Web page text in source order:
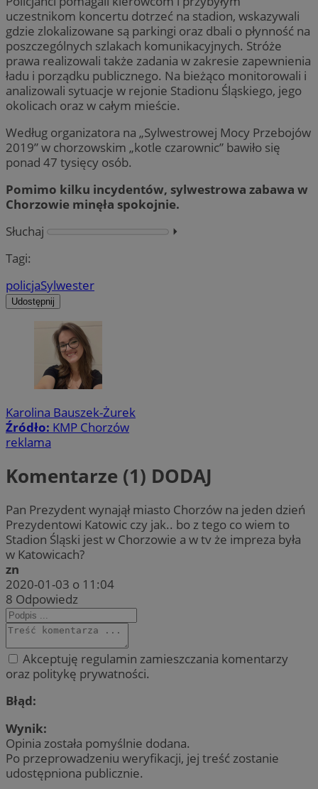
uczestnikom koncertu dotrzeć na stadion, wskazywali
gdzie zlokalizowane są parkingi oraz dbali o płynność na
poszczególnych szlakach komunikacyjnych. Stróże
prawa realizowali także zadania w zakresie zapewnienia
ładu i porządku publicznego. Na bieżąco monitorowali i
analizowali sytuacje w rejonie Stadionu Śląskiego, jego
okolicach oraz w całym mieście.
Według organizatora na „Sylwestrowej Mocy Przebojów
2019” w chorzowskim „kotle czarownic” bawiło się
ponad 47 tysięcy osób.
Pomimo kilku incydentów, sylwestrowa zabawa w
Chorzowie minęła spokojnie.
Słuchaj
⏵︎
Tagi:
policjaSylwester
Udostępnij
Karolina Bauszek-Żurek
Źródło: KMP Chorzów
reklama
Komentarze (1) DODAJ
Pan Prezydent wynajął miasto Chorzów na jeden dzień
Prezydentowi Katowic czy jak.. bo z tego co wiem to
Stadion Śląski jest w Chorzowie a w tv że impreza była
w Katowicach?
zn
2020-01-03 o 11:04
8 Odpowiedz
Akceptuję regulamin zamieszczania komentarzy
oraz politykę prywatności.
Błąd:
Wynik:
Opinia została pomyślnie dodana.
Po przeprowadzeniu weryfikacji, jej treść zostanie
udostępniona publicznie.